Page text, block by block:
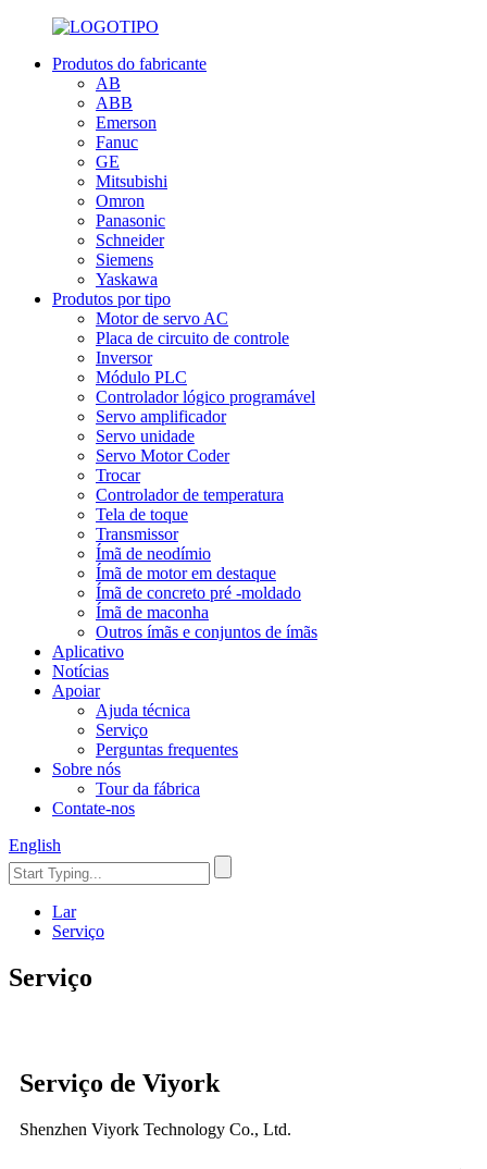
Produtos do fabricante
AB
ABB
Emerson
Fanuc
GE
Mitsubishi
Omron
Panasonic
Schneider
Siemens
Yaskawa
Produtos por tipo
Motor de servo AC
Placa de circuito de controle
Inversor
Módulo PLC
Controlador lógico programável
Servo amplificador
Servo unidade
Servo Motor Coder
Trocar
Controlador de temperatura
Tela de toque
Transmissor
Ímã de neodímio
Ímã de motor em destaque
Ímã de concreto pré -moldado
Ímã de maconha
Outros ímãs e conjuntos de ímãs
Aplicativo
Notícias
Apoiar
Ajuda técnica
Serviço
Perguntas frequentes
Sobre nós
Tour da fábrica
Contate-nos
English
Lar
Serviço
Serviço
Serviço de Viyork
Shenzhen Viyork Technology Co., Ltd.